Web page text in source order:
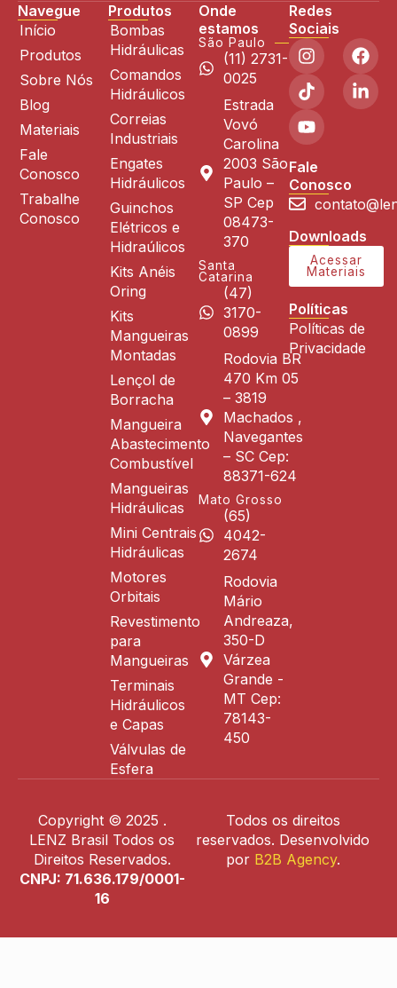
Navegue
Início
Produtos
Sobre Nós
Blog
Materiais
Fale
Conosco
Trabalhe
Conosco
Produtos
Bombas
Hidráulicas
Comandos
Hidráulicos
Correias
Industriais
Engates
Hidráulicos
Guinchos
Elétricos e
Hidraúlicos
Kits Anéis
Oring
Kits
Mangueiras
Montadas
Lençol de
Borracha
Mangueira
Abastecimento
Combustível
Mangueiras
Hidráulicas
Mini Centrais
Hidráulicas
Motores
Orbitais
Revestimento
para
Mangueiras
Terminais
Hidráulicos
e Capas
Válvulas de
Esfera
Onde
estamos
São Paulo
(11) 2731-
0025
Estrada
Vovó
Carolina
2003 São
Paulo –
SP Cep
08473-
370
Santa
Catarina
(47)
3170-
0899
Rodovia BR
470 Km 05
– 3819
Machados ,
Navegantes
– SC Cep:
88371-624
Mato Grosso
(65)
4042-
2674
Rodovia
Mário
Andreaza,
350-D
Várzea
Grande -
MT Cep:
78143-
450
Redes
Sociais
Fale
Conosco
Downloads
Acessar
Materiais
Políticas
Políticas de
Privacidade
Copyright © 2025 .
LENZ Brasil Todos os
Direitos Reservados.
CNPJ: 71.636.179/0001-
16
Todos os direitos
reservados. Desenvolvido
por B2B Agency.